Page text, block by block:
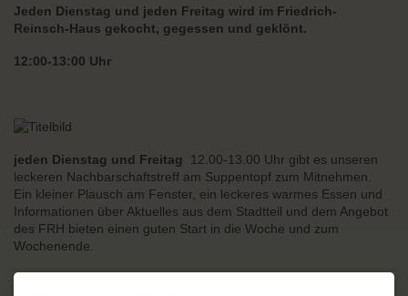
Jeden Dienstag und jeden Freitag wird im Friedrich-
Reinsch-Haus gekocht, gegessen und geklönt.
12:00-13:00 Uhr
jeden Dienstag und Freitag 12.00-13.00 Uhr gibt es unseren
leckeren Nachbarschaftstreff am Suppentopf zum Mitnehmen.
Ein kleiner Plausch am Fenster, ein leckeres warmes Essen und
Informationen über Aktuelles aus dem Stadtteil und dem Angebot
des FRH bieten einen guten Start in die Woche und zum
Wochenende.
Wir bitten um eine Spende zur Deckung der Kosten für die